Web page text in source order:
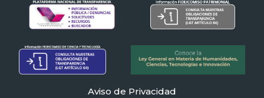
Aviso de Privacidad